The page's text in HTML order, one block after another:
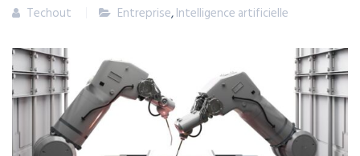
Techout Entreprise,Intelligence artificielle